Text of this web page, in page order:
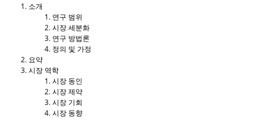
소개
연구 범위
시장 세분화
연구 방법론
정의 및 가정
요약
시장 역학
시장 동인
시장 제약
시장 기회
시장 동향